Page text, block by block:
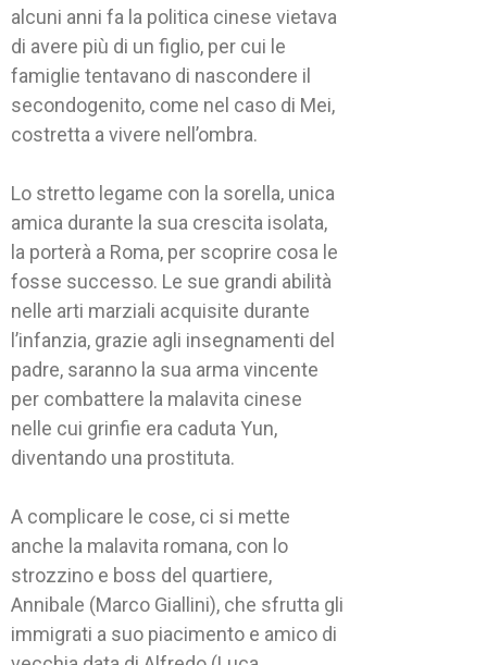
alcuni anni fa la politica cinese vietava
di avere più di un figlio, per cui le
famiglie tentavano di nascondere il
secondogenito, come nel caso di Mei,
costretta a vivere nell’ombra.
Lo stretto legame con la sorella, unica
amica durante la sua crescita isolata,
la porterà a Roma, per scoprire cosa le
fosse successo. Le sue grandi abilità
nelle arti marziali acquisite durante
l’infanzia, grazie agli insegnamenti del
padre, saranno la sua arma vincente
per combattere la malavita cinese
nelle cui grinfie era caduta Yun,
diventando una prostituta.
A complicare le cose, ci si mette
anche la malavita romana, con lo
strozzino e boss del quartiere,
Annibale (Marco Giallini), che sfrutta gli
immigrati a suo piacimento e amico di